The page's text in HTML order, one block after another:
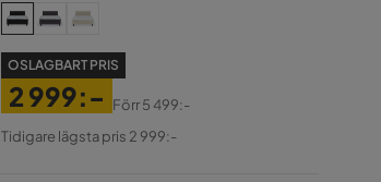
OSLAGBART PRIS
Pris
2 999:-
Original
Förr5 499:-
Tidigare lägsta pris 2 999:-